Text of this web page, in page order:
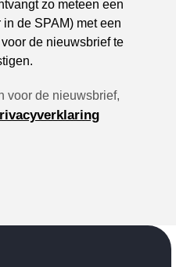
zo meteen een
de SPAM) met een
de nieuwsbrief te
voor de nieuwsbrief,